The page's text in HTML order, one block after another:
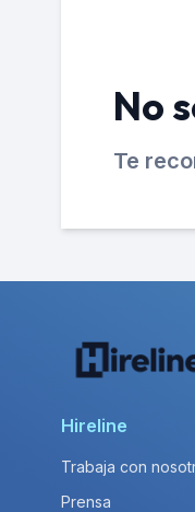
No
Te
Hireline
Trabaja con
Prensa